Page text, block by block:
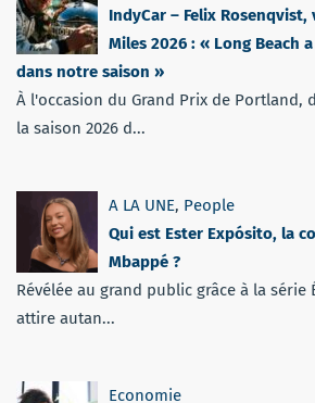
IndyCar – Felix
Miles 2026 : « Long Beach
dans notre saison »
À l'occasion du Grand Prix de Portland,
la saison 2026 d...
A LA UNE, People
Qui est Ester Expósito, la
Mbappé ?
Révélée au grand public grâce à la série
attire autan...
Economie